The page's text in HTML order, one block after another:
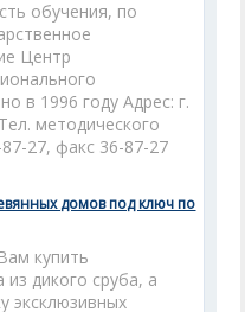
обучения, по
Центр
в 1996 году Адрес: г.
методического
27, факс 36-87-27
домов под ключ по
купить
дикого сруба, а
эксклюзивных